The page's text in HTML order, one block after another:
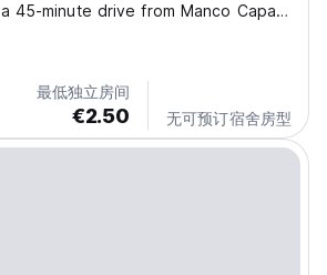
45-minute drive from Manco Capac
local specialties. Sillustani
tour desk, where cruises...
最低独立房间
€2.50 无可预订宿舍房型